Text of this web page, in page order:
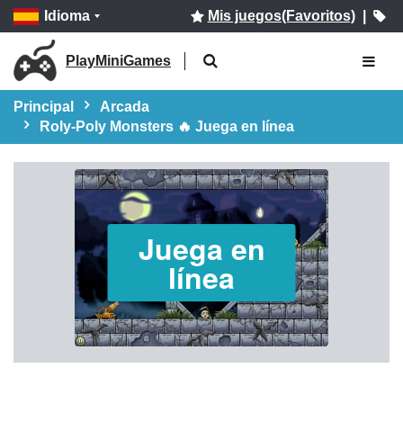
Idioma Mis juegos(Favoritos)|
PlayMiniGames
Principal
Arcada
Roly-Poly Monsters 🔥 Juega en línea
Juega en
línea